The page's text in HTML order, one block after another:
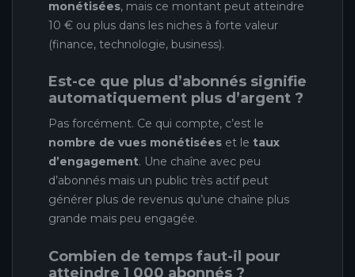
monétisées, mais ce montant peut atteindre
10 € ou plus dans les niches à forte valeur
(finance, technologie, business).
Est-ce que plus d’abonnés signifie
automatiquement plus d’argent ?
Pas forcément. Ce qui compte, c’est le
nombre de vues monétisées et le taux
d’engagement. Une chaîne avec peu
d’abonnés mais un public très actif peut
générer plus de revenus qu’une chaîne plus
grande mais peu engagée.
Combien de temps faut-il pour
atteindre 1 000 abonnés ?